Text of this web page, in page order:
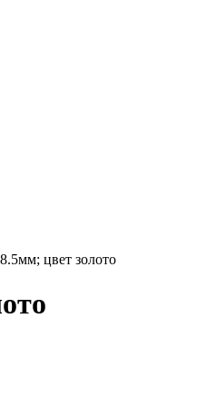
цвет золото